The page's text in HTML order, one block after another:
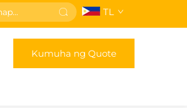
TL
Kumuha ng Quote